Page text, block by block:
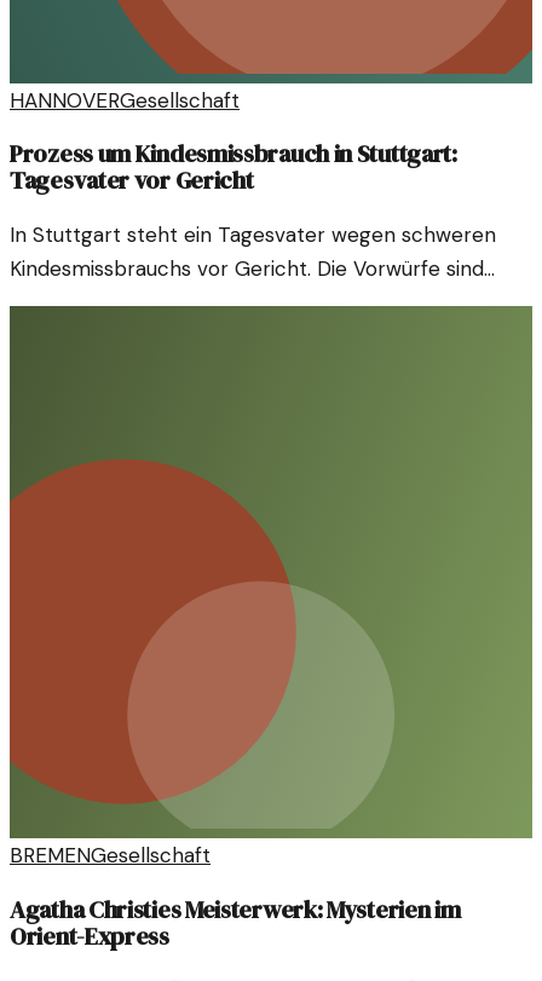
HANNOVERGesellschaft
Prozess um Kindesmissbrauch in Stuttgart:
Tagesvater vor Gericht
In Stuttgart steht ein Tagesvater wegen schweren
Kindesmissbrauchs vor Gericht. Die Vorwürfe sind
erschütternd und werfen Fragen zur Sicherheit von
BREMENGesellschaft
Agatha Christies Meisterwerk: Mysterien im
Orient-Express